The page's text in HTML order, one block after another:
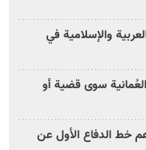
والإسلامية في
العُمانية سوى قضية أو
خط الدفاع الأول عن